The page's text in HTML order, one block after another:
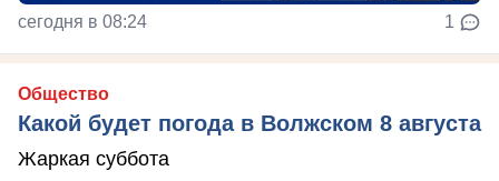
сегодня в 08:24 1
Общество
Какой будет погода в Волжском 8 августа
Жаркая суббота